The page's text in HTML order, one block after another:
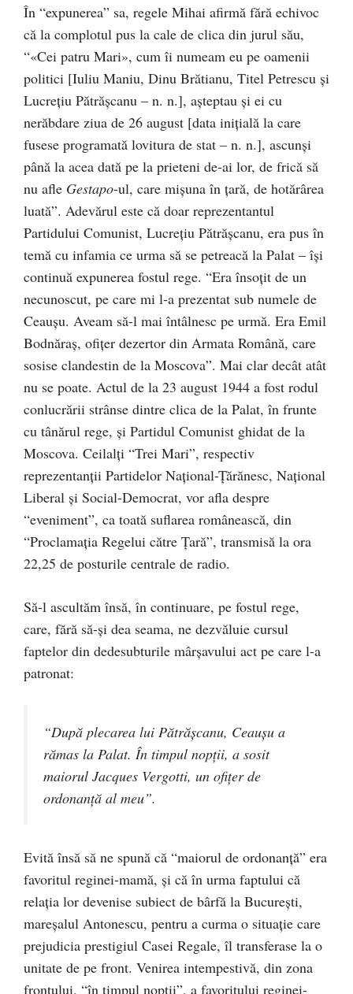
În “expunerea” sa, regele Mihai afirmă fără echivoc
că la complotul pus la cale de clica din jurul său,
“«Cei patru Mari», cum îi numeam eu pe oamenii
politici [Iuliu Maniu, Dinu Brătianu, Titel Petrescu şi
Lucreţiu Pătrăşcanu – n. n.], aşteptau şi ei cu
nerăbdare ziua de 26 august [data iniţială la care
fusese programată lovitura de stat – n. n.], ascunşi
până la acea dată pe la prieteni de-ai lor, de frică să
nu afle Gestapo-ul, care mişuna în ţară, de hotărârea
luată”. Adevărul este că doar reprezentantul
Partidului Comunist, Lucreţiu Pătrăşcanu, era pus în
temă cu infamia ce urma să se petreacă la Palat – îşi
continuă expunerea fostul rege. “Era însoţit de un
necunoscut, pe care mi l-a prezentat sub numele de
Ceauşu. Aveam să-l mai întâlnesc pe urmă. Era Emil
Bodnăraş, ofiţer dezertor din Armata Română, care
sosise clandestin de la Moscova”. Mai clar decât atât
nu se poate. Actul de la 23 august 1944 a fost rodul
conlucrării strânse dintre clica de la Palat, în frunte
cu tânărul rege, şi Partidul Comunist ghidat de la
Moscova. Ceilalţi “Trei Mari”, respectiv
reprezentanţii Partidelor Naţional-Ţărănesc, Naţional
Liberal şi Social-Democrat, vor afla despre
“eveniment”, ca toată suflarea românească, din
“Proclamaţia Regelui către Ţară”, transmisă la ora
22,25 de posturile centrale de radio.
Să-l ascultăm însă, în continuare, pe fostul rege,
care, fără să-şi dea seama, ne dezvăluie cursul
faptelor din dedesubturile mârşavului act pe care l-a
patronat:
“După plecarea lui Pătrăşcanu, Ceauşu a
rămas la Palat. În timpul nopţii, a sosit
maiorul Jacques Vergotti, un ofiţer de
ordonanţă al meu”.
Evită însă să ne spună că “maiorul de ordonanţă” era
favoritul reginei-mamă, şi că în urma faptului că
relaţia lor devenise subiect de bârfă la Bucureşti,
mareşalul Antonescu, pentru a curma o situaţie care
prejudicia prestigiul Casei Regale, îl transferase la o
unitate de pe front. Venirea intempestivă, din zona
frontului, “în timpul nopţii”, a favoritului reginei-